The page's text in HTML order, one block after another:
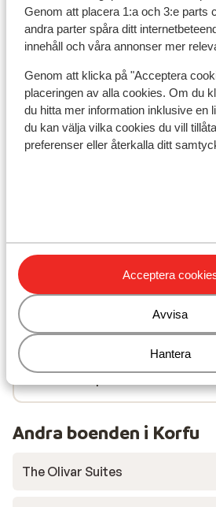
Genom att placera 1:a och 3:e parts
andra parter spåra ditt
innehåll och våra annonser mer
Genom att klicka på "Acceptera
placeringen av alla cookies. Om du
du hitta mer information inklusive en
du kan välja vilka cookies du vill
preferenser eller återkalla ditt
Acceptera
Avvisa
Hantera
Visa på karta
I området
Vid stranden (strandstol)
Avstånd till hamnen ca 2 km
town, Ipsos, Dassia,
Avstånd till uttagsautomat ca
Närmaste butiker ca 200 m
Närmaste kiosk ca 200 m
Närmaste restaurang ca 200 m
Andra boenden i Korfu
The Olivar Suites